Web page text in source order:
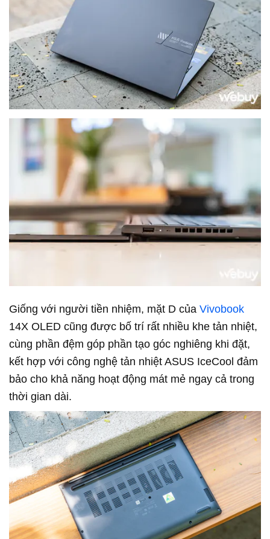
Giống với người tiền nhiệm, mặt D của Vivobook
14X OLED cũng được bố trí rất nhiều khe tản nhiệt,
cùng phần đệm góp phần tạo góc nghiêng khi đặt,
kết hợp với công nghệ tản nhiệt ASUS IceCool đảm
bảo cho khả năng hoạt động mát mẻ ngay cả trong
thời gian dài.